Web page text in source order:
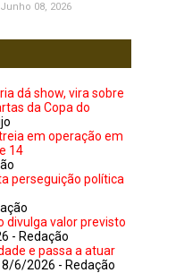
08, 2026
dá show, vira sobre
da Copa do
em operação em
14
perseguição política
divulga valor previsto
- Redação
e passa a atuar
8/6/2026 - Redação